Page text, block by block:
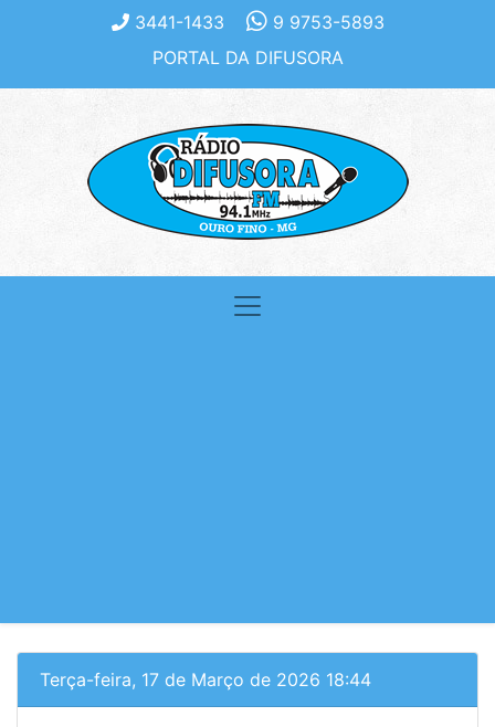
3441-1433
9 9753-5893
PORTAL DA DIFUSORA
Terça-feira, 17 de Março de 2026 18:44